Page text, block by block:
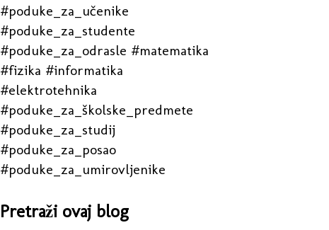
#poduke_za_učenike
#poduke_za_studente
#poduke_za_odrasle #matematika
#fizika #informatika
#elektrotehnika
#poduke_za_školske_predmete
#poduke_za_studij
#poduke_za_posao
#poduke_za_umirovljenike
Pretraži ovaj blog